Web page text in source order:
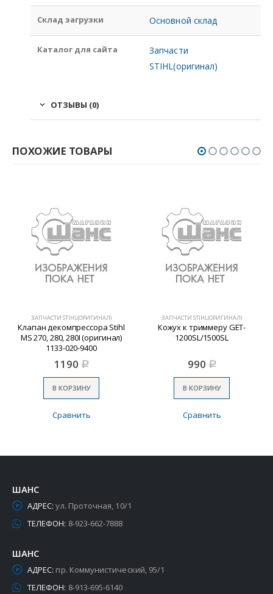
Склад загрузки Основной склад
Каталог для сайта
Запчасти
STIHL(оригинал)
ОТЗЫВЫ (0)
ПОХОЖИЕ ТОВАРЫ
ЗАПЧАСТИ STIHL(ОРИГИНАЛ)
Клапан декомпрессора Stihl
MS 270, 280, 280I (оригинал)
1133-020-9400
1190 Р
В КОРЗИНУ
Сравнить
ЗАПЧАСТИ STIHL(ОРИГИНАЛ)
Кожух к триммеру GET-
1200SL/1500SL
990 Р
В КОРЗИНУ
Сравнить
ШАНС
АДРЕС: ул. Проточная, 10/1
ТЕЛЕФОН: 8-923-662-7888
ШАНС
АДРЕС: пр. Коммунистический, 95/1
ТЕЛЕФОН: 8-913-695-6140